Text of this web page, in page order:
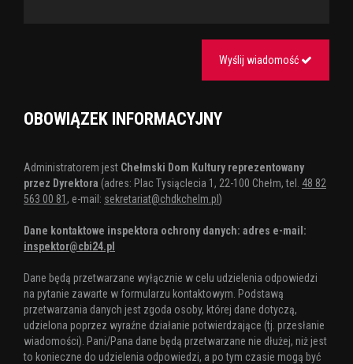
Wyślij wiadomość
OBOWIĄZEK INFORMACYJNY
Administratorem jest Chełmski Dom Kultury reprezentowany
przez Dyrektora (adres: Plac Tysiąclecia 1, 22-100 Chełm, tel. 48 82
563 00 81 , e-mail: sekretariat@chdkchelm.pl )
Dane kontaktowe inspektora ochrony danych: adres e-mail:
inspektor@cbi24.pl
Dane będą przetwarzane wyłącznie w celu udzielenia odpowiedzi
na pytanie zawarte w formularzu kontaktowym. Podstawą
przetwarzania danych jest zgoda osoby, której dane dotyczą,
udzielona poprzez wyraźne działanie potwierdzające (tj. przesłanie
wiadomości). Pani/Pana dane będą przetwarzane nie dłużej, niż jest
to konieczne do udzielenia odpowiedzi, a po tym czasie mogą być